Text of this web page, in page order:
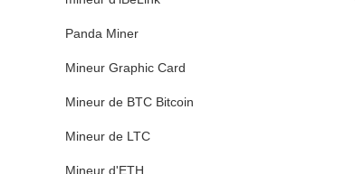
Panda Miner
Mineur Graphic Card
Mineur de BTC Bitcoin
Mineur de LTC
Mineur d'ETH